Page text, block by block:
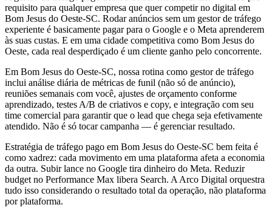
requisito para qualquer empresa que quer competir no digital em
Bom Jesus do Oeste-SC. Rodar anúncios sem um gestor de tráfego
experiente é basicamente pagar para o Google e o Meta aprenderem
às suas custas. E em uma cidade competitiva como Bom Jesus do
Oeste, cada real desperdiçado é um cliente ganho pelo concorrente.
Em Bom Jesus do Oeste-SC, nossa rotina como gestor de tráfego
inclui análise diária de métricas de funil (não só de anúncio),
reuniões semanais com você, ajustes de orçamento conforme
aprendizado, testes A/B de criativos e copy, e integração com seu
time comercial para garantir que o lead que chega seja efetivamente
atendido. Não é só tocar campanha — é gerenciar resultado.
Estratégia de tráfego pago em Bom Jesus do Oeste-SC bem feita é
como xadrez: cada movimento em uma plataforma afeta a economia
da outra. Subir lance no Google tira dinheiro do Meta. Reduzir
budget no Performance Max libera Search. A Arco Digital orquestra
tudo isso considerando o resultado total da operação, não plataforma
por plataforma.